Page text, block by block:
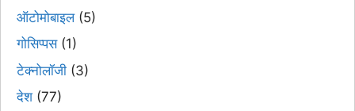
ऑटोमोबाइल(5)
गोसिप्पस(1)
टेक्नोलॉजी (3)
देश(77)